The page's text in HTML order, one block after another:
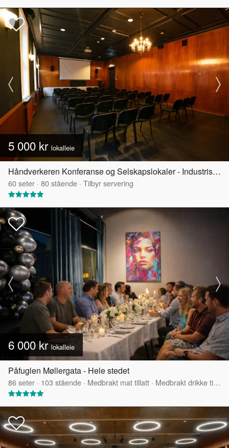
5 000 kr lokalleie
Håndverkeren Konferanse og Selskapslokaler - Industrisalen
60seter · 80stående · Tilbyr servering
6 000 kr lokalleie
Påfuglen Møllergata - Hele stedet
86seter · 103 stående · Medbrakt mat tillatt · Medbrakt drikke tillatt